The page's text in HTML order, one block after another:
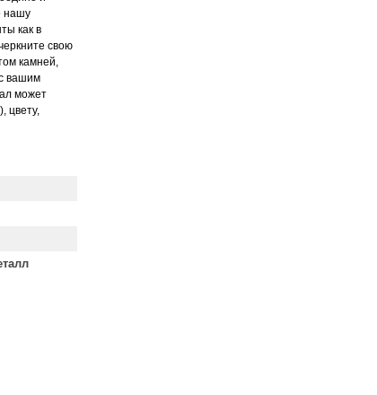
нашу
как в
свою
камней,
вашим
может
цвету,